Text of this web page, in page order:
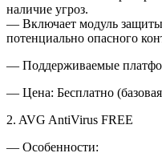
наличие угроз.
— Включает модуль
потенциально опасного
— Поддерживаемые
— Цена: Бесплатно
2. AVG AntiVirus FREE
— Особенности: